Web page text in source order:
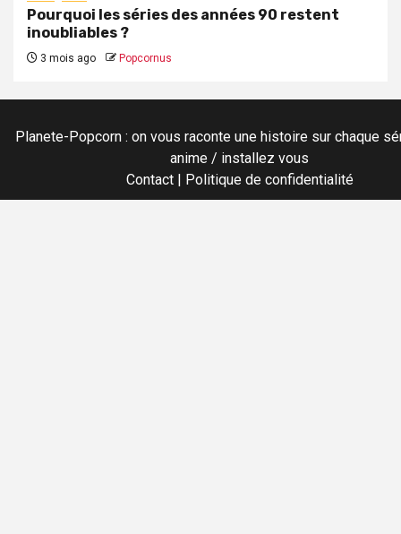
Pourquoi les séries des années 90 restent
inoubliables ?
3 mois ago Popcornus
Planete-Popcorn : on vous raconte une histoire sur chaque
anime / installez vous
Contact| Politique de confidentialité